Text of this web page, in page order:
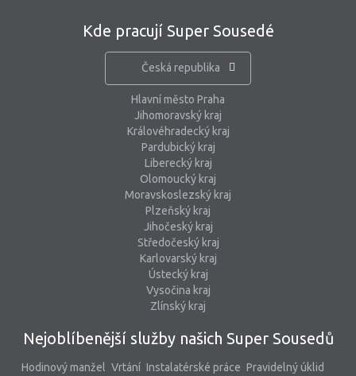
Kde pracují Super Sousedé
Česká republika
Hlavní město Praha
Jihomoravský kraj
Královéhradecký kraj
Pardubický kraj
Liberecký kraj
Olomoucký kraj
Moravskoslezský kraj
Plzeňský kraj
Jihočeský kraj
Středočeský kraj
Karlovarský kraj
Ústecký kraj
Vysočina kraj
Zlínský kraj
Nejoblíbenější služby našich Super Sousedů
Hodinový manžel Vrtání Instalatérské práce Pravidelný úklid